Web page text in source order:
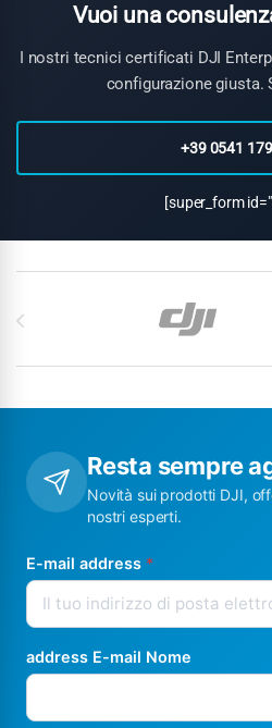
Vuoi una
I nostri tecnici certificati DJI
configurazione giusta.
+39 0541
[super_form
Resta sempre
Novità sui prodotti DJI,
nostri esperti.
E-mail address *
address E-mail Nome